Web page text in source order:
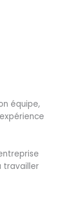
équipe,
travailler